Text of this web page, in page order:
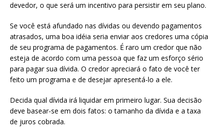
devedor, o que será um incentivo para persistir em seu plano.
Se você está afundado nas dívidas ou devendo pagamentos
atrasados, uma boa idéia seria enviar aos credores uma cópia
de seu programa de pagamentos. É raro um credor que não
esteja de acordo com uma pessoa que faz um esforço sério
para pagar sua dívida. O credor apreciará o fato de você ter
feito um programa e de desejar apresentá-lo a ele.
Decida qual dívida irá liquidar em primeiro lugar. Sua decisão
deve basear-se em dois fatos: o tamanho da dívida e a taxa
de juros cobrada.